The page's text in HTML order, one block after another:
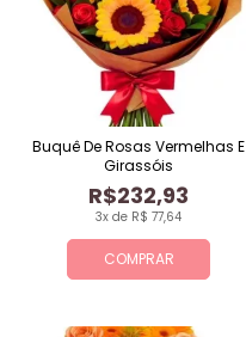
COMPRAR
3x de R$ 77,64
R$232,93
Buquê De Rosas Vermelhas E
Girassóis